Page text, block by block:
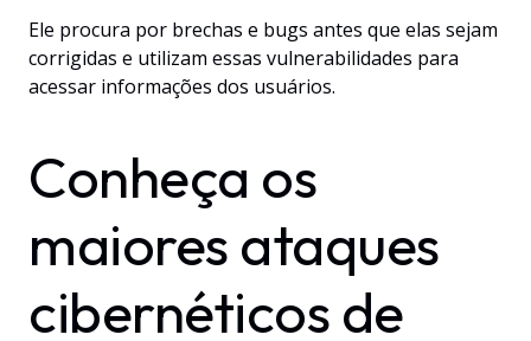
Ele procura por brechas e bugs antes que elas sejam
corrigidas e utilizam essas vulnerabilidades para
acessar informações dos usuários.
Conheça os
maiores ataques
cibernéticos de